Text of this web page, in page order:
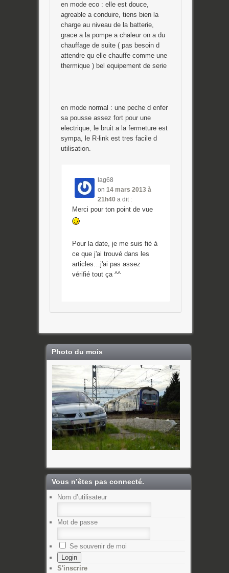
en mode eco : elle est douce,
agreable a conduire, tiens bien la
charge au niveau de la batterie,
grace a la pompe a chaleur on a du
chauffage de suite ( pas besoin d
attendre qu elle chauffe comme une
thermique ) bel equipement de serie
en mode normal : une peche d enfer
sa pousse assez fort pour une
electrique, le bruit a la fermeture est
sympa, le R-link est tres facile d
utilisation.
lag68
on14 mars 2013 à
21h40 a dit :
Merci pour ton point de vue
Pour la date, je me suis fié à
ce que j'ai trouvé dans les
articles…j'ai pas assez
vérifié tout ça ^^
Photo du mois
Vous n’êtes pas connecté.
Nom d’utilisateur
Mot de passe
Se souvenir de moi
S'inscrire